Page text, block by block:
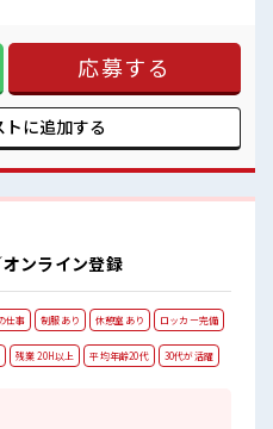
希望される方にオススメ。 残業は
≪髪型自由≫ 基本的に髪色自由で明
OKです！ (規定有)≪ラクラク制服
毎日の服装の悩み解消♪ ≪未経験で
とにチャレンジするのは不安だけ
整っています！ イチからスキルUP・
できる、 派遣のお仕事です！ ■職
由♪ 派手過ぎなければOKだから、
応募する
トに追加する
ンライン登録
仕事 制服あり 休憩室あり ロッカー完備
残業 20H以上 平均年齢20代 30代が活躍